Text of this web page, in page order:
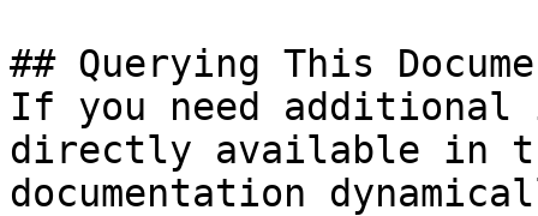
## Querying This
If you need
directly available in
documentation